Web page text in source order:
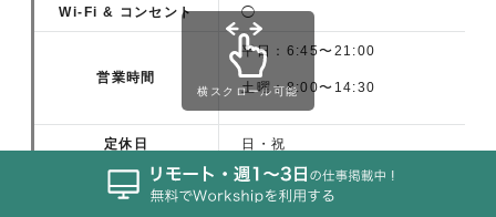
Wi-Fi & コンセント ◯
営業時間
平日：6:45〜21:00
土曜：8:00〜14:30
定休日 日・祝
客席数 96席
横スクロール可能